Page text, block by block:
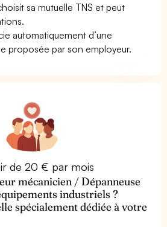
sa mutuelle TNS et peut
automatiquement d’une
proposée par son employeur.
de 20 € par mois
mécanicien / Dépanneuse
industriels ?
spécialement dédiée à votre